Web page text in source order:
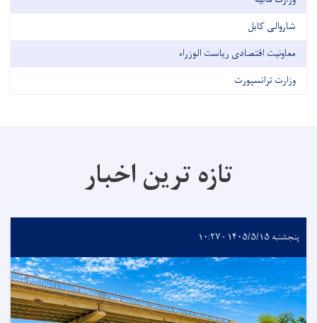
شاروالی کابل
معاونیت اقتصادی ریاست الوزراء
وزارت ترانسپورت
تازه ترین اخبار
پنجشنبه ۱۴۰۵/۵/۱۵ - ۱۰:۲۷